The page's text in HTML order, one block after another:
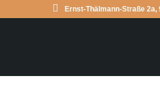
Ernst-Thälmann-Straße